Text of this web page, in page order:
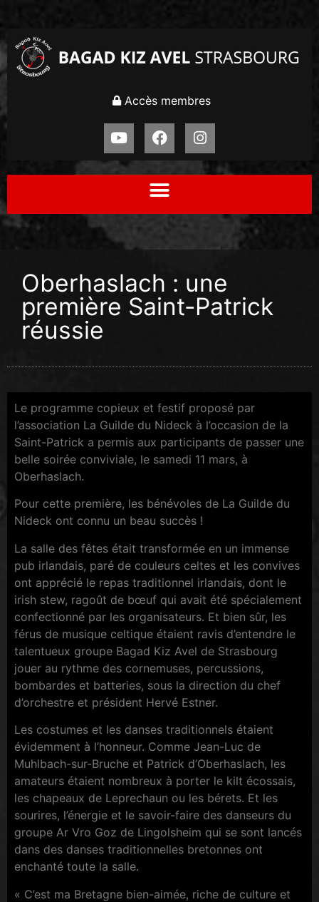
Accès membres
Oberhaslach : une
première Saint-Patrick
réussie
Le programme copieux et festif proposé par
l’association La Guilde du Nideck à l’occasion de la
Saint-Patrick a permis aux participants de passer une
belle soirée conviviale, le samedi 11 mars, à
Oberhaslach.
Pour cette première, les bénévoles de La Guilde du
Nideck ont connu un beau succès !
La salle des fêtes était transformée en un immense
pub irlandais, paré de couleurs celtes et les convives
ont apprécié le repas traditionnel irlandais, dont le
irish stew, ragoût de bœuf qui avait été spécialement
confectionné par les organisateurs. Et bien sûr, les
férus de musique celtique étaient ravis d’entendre le
talentueux groupe Bagad Kiz Avel de Strasbourg
jouer au rythme des cornemuses, percussions,
bombardes et batteries, sous la direction du chef
d’orchestre et président Hervé Estner.
Les costumes et les danses traditionnels étaient
évidemment à l’honneur. Comme Jean-Luc de
Muhlbach-sur-Bruche et Patrick d’Oberhaslach, les
amateurs étaient nombreux à porter le kilt écossais,
les chapeaux de Leprechaun ou les bérets. Et les
sourires, l’énergie et le savoir-faire des danseurs du
groupe Ar Vro Goz de Lingolsheim qui se sont lancés
dans des danses traditionnelles bretonnes ont
enchanté toute la salle.
« C’est ma Bretagne bien-aimée, riche de culture et